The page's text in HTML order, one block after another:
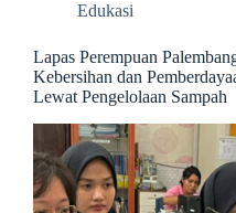
Edukasi
Lapas Perempuan
Kebersihan dan
Lewat Pengelolaan Sampah